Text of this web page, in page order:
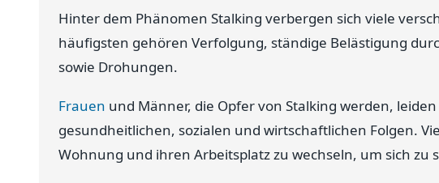
Hinter dem Phänomen Stalking verbergen sich viele
häufigsten gehören Verfolgung, ständige Belästigung
sowie Drohungen.
Frauen und Männer, die Opfer von Stalking werden,
gesundheitlichen, sozialen und wirtschaftlichen Folgen.
Wohnung und ihren Arbeitsplatz zu wechseln, um sich zu